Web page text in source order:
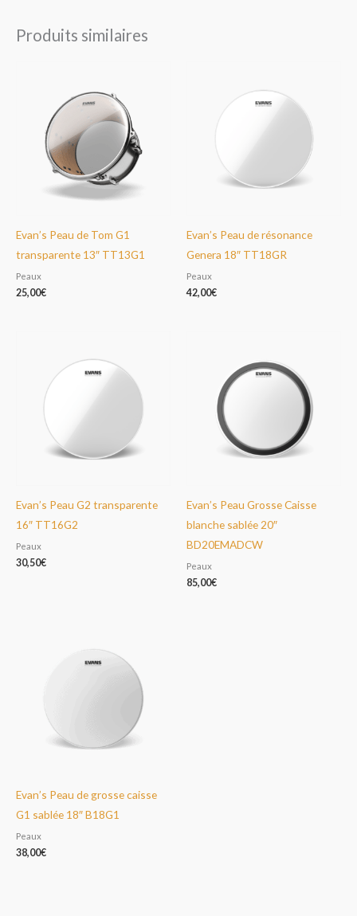
Produits similaires
Evan’s Peau de Tom G1
transparente 13″ TT13G1
Peaux
25,00€
Evan’s Peau de résonance
Genera 18″ TT18GR
Peaux
42,00€
Evan’s Peau G2 transparente
16″ TT16G2
Peaux
30,50€
Evan’s Peau Grosse Caisse
blanche sablée 20″
BD20EMADCW
Peaux
85,00€
Evan’s Peau de grosse caisse
G1 sablée 18″ B18G1
Peaux
38,00€